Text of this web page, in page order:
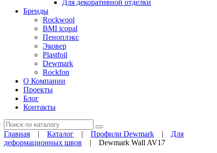
Для декоративной отделки
Бренды
Rockwool
BMI icopal
Пеноплэкс
Эковер
Plastfoil
Dewmark
Rockfon
О Компании
Проекты
Блог
Контакты
Поиск
Главная | Каталог | Профили Dewmark | Для
деформационных швов | Dewmark Wall AV17